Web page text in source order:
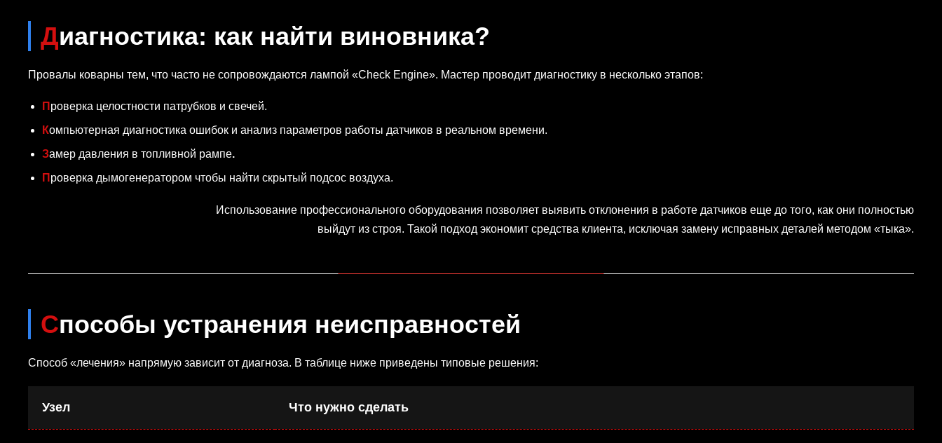
Диагностика: как найти виновника?
Провалы коварны тем, что часто не сопровождаются лампой «Check Engine». Мастер проводит диагностику в несколько этапов:
Проверка целостности патрубков и свечей.
Компьютерная диагностика ошибок и анализ параметров работы датчиков в реальном времени.
Замер давления в топливной рампе.
Проверка дымогенератором чтобы найти скрытый подсос воздуха.
Использование профессионального оборудования позволяет выявить отклонения в работе датчиков еще до того, как они полностью
выйдут из строя. Такой подход экономит средства клиента, исключая замену исправных деталей методом «тыка».
Способы устранения неисправностей
Способ «лечения» напрямую зависит от диагноза. В таблице ниже приведены типовые решения:
Узел Что нужно сделать